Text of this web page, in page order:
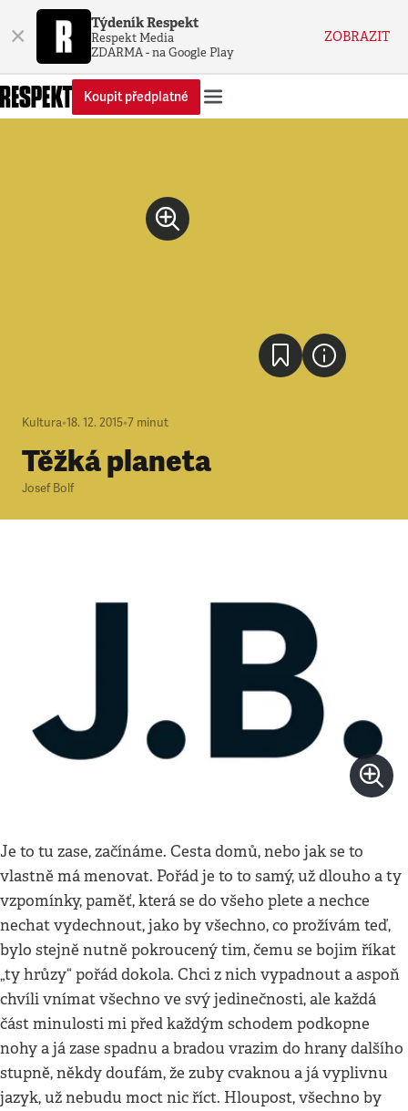
× Týdeník Respekt
Respekt Media
ZDARMA - na Google Play
ZOBRAZIT
Koupit předplatné
Kultura•18. 12. 2015•7 minut
Těžká planeta
Josef Bolf
Je to tu zase, začínáme. Cesta domů, nebo jak se to
vlastně má menovat. Pořád je to to samý, už dlouho a ty
vzpomínky, paměť, která se do všeho plete a nechce
nechat vydechnout, jako by všechno, co prožívám teď,
bylo stejně nutně pokroucený tim, čemu se bojim říkat
„ty hrůzy“ pořád dokola. Chci z nich vypadnout a aspoň
chvíli vnímat všechno ve svý jedinečnosti, ale každá
část minulosti mi před každým schodem podkopne
nohy a já zase spadnu a bradou vrazim do hrany dalšího
stupně, někdy doufám, že zuby cvaknou a já vyplivnu
jazyk, už nebudu moct nic říct. Hloupost, všechno by